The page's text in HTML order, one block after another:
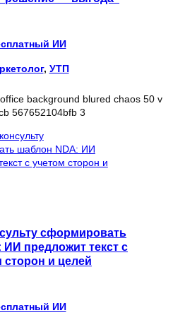
ИИ
, УТП
сформировать
предложит текст с
сторон и целей
ИИ